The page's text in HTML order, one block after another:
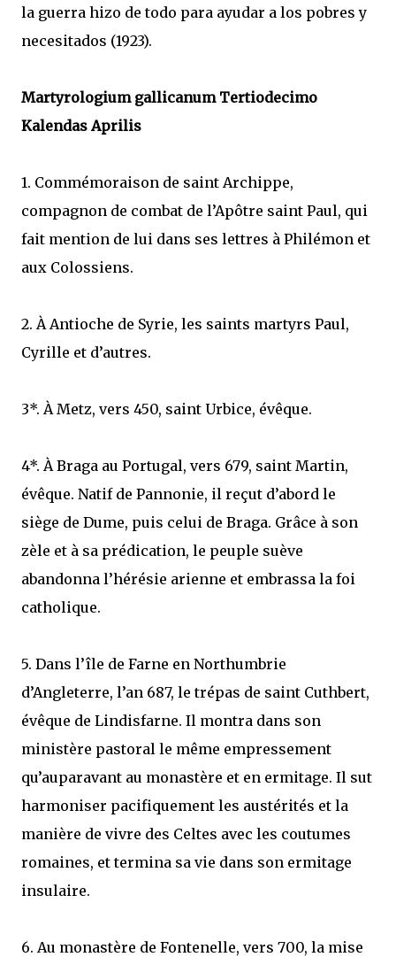
la guerra hizo de todo para ayudar a los pobres y
necesitados (1923).
Martyrologium gallicanum Tertiodecimo
Kalendas Aprilis
1. Commémoraison de saint Archippe,
compagnon de combat de l’Apôtre saint Paul, qui
fait mention de lui dans ses lettres à Philémon et
aux Colossiens.
2. À Antioche de Syrie, les saints martyrs Paul,
Cyrille et d’autres.
3*. À Metz, vers 450, saint Urbice, évêque.
4*. À Braga au Portugal, vers 679, saint Martin,
évêque. Natif de Pannonie, il reçut d’abord le
siège de Dume, puis celui de Braga. Grâce à son
zèle et à sa prédication, le peuple suève
abandonna l’hérésie arienne et embrassa la foi
catholique.
5. Dans l’île de Farne en Northumbrie
d’Angleterre, l’an 687, le trépas de saint Cuthbert,
évêque de Lindisfarne. Il montra dans son
ministère pastoral le même empressement
qu’auparavant au monastère et en ermitage. Il sut
harmoniser pacifiquement les austérités et la
manière de vivre des Celtes avec les coutumes
romaines, et termina sa vie dans son ermitage
insulaire.
6. Au monastère de Fontenelle, vers 700, la mise